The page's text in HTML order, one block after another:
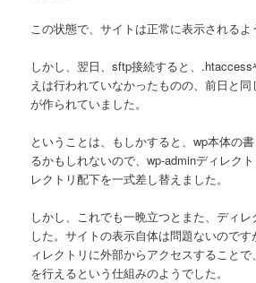
この状態で、サイトは正常に表示されるよ
しかし、翌日、sftp接続すると、
えは行われていなかったものの、前日と同
が作られていました。
ということは、もしかすると、wp本体の
るかもしれないので、wp-adminディレク
レクトリ配下を一式差し替えました。
しかし、これでも一晩立つとまた、ディレ
した。サイトの表示自体は問題ないので
ィレクトリに外部からアクセスすること
を行えるという仕組みのようでした。